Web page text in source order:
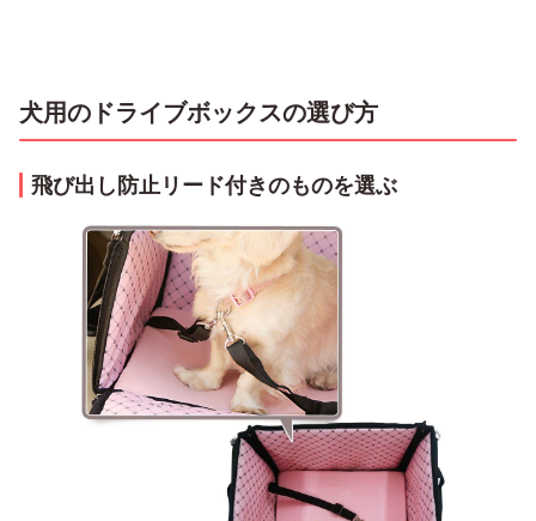
犬用のドライブボックスの選び方
飛び出し防止リード付きのものを選ぶ